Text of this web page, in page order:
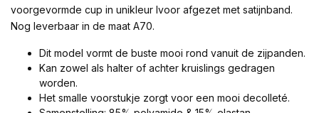
voorgevormde cup in unikleur Ivoor afgezet met satijnband.
Nog leverbaar in de maat A70.
Dit model vormt de buste mooi rond vanuit de zijpanden.
Kan zowel als halter of achter kruislings gedragen
worden.
Het smalle voorstukje zorgt voor een mooi decolleté.